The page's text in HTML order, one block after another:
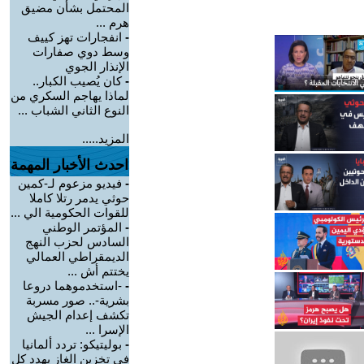
المحتمل بشأن مضيق
هرم ...
- انفجارات تهز كييف
وسط دوي صفارات
الإنذار الجوي
-كان يُصيب الكبار..
لماذا يهاجم السكري من
النوع الثاني الشباب ...
المزيد.....
احدث الأخبار المهمة
- فيديو مزعوم لـ-كمين
حوثي يدمر رتلا كاملا
للقوات الحكومية الي ...
- المؤتمر الوطني
السادس لحزب النهج
الديمقراطي العمالي
يختتم أش ...
- -استخدموهما دروعا
بشرية-.. صور مسربة
تكشف إعدام الجيش
الإسرا ...
- بوليتيكو: تردد ألمانيا
في تخزين الغاز يهدد كل